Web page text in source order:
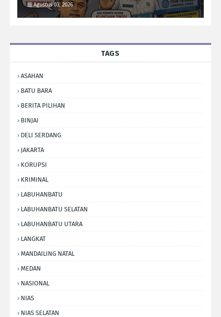
Kejati Sumut Usut Tuntas
Agustus 03, 2026
TAGS
ASAHAN
BATU BARA
BERITA PILIHAN
BINJAI
DELI SERDANG
JAKARTA
KORUPSI
KRIMINAL
LABUHANBATU
LABUHANBATU SELATAN
LABUHANBATU UTARA
LANGKAT
MANDAILING NATAL
MEDAN
NASIONAL
NIAS
NIAS SELATAN